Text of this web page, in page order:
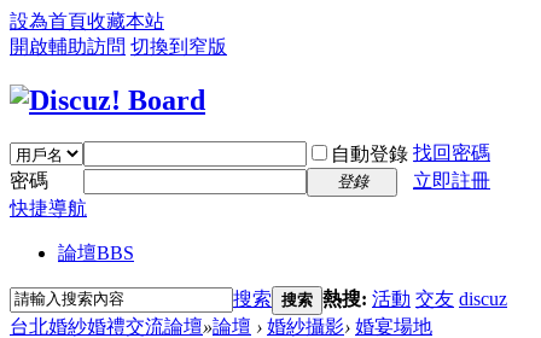
設為首頁收藏本站
開啟輔助訪問 切換到窄版
自動登錄 找回密碼
密碼
登錄
立即註冊
快捷導航
論壇BBS
搜索 搜索 熱搜: 活動 交友 discuz
台北婚紗婚禮交流論壇»論壇 › 婚紗攝影› 婚宴場地